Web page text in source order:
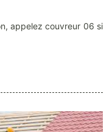
appelez couvreur 06 si